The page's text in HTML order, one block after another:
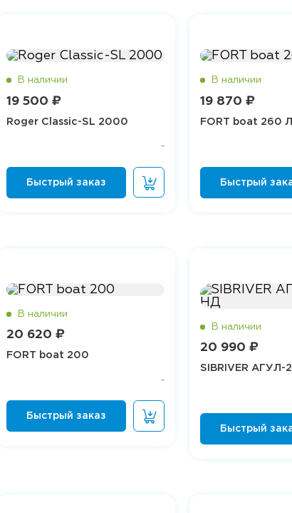
19 500 ₽
Roger Classic-SL 2000
19 870 ₽
FORT boat 260
20 620 ₽
FORT boat 200
20 990 ₽
SIBRIVER АГУЛ-